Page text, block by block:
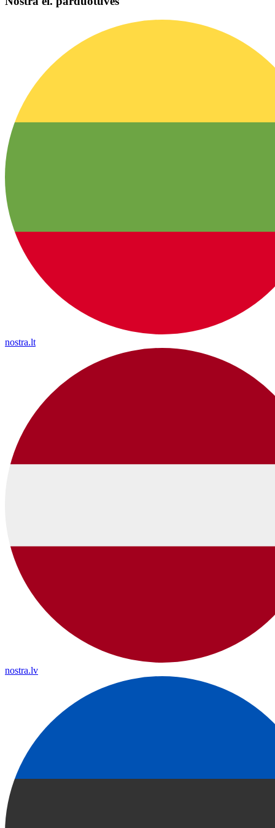
nostra.lt
nostra.lv